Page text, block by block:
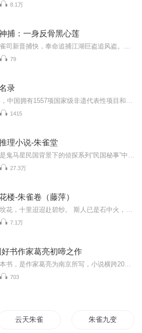
8.1万
捕：一身反骨黑心莲
79
录
1415
理小说-朱雀堂
27.3万
楼-朱雀卷（藤萍）
7.1万
书作家葛亮初啼之作
703
云天朱雀 朱雀九变